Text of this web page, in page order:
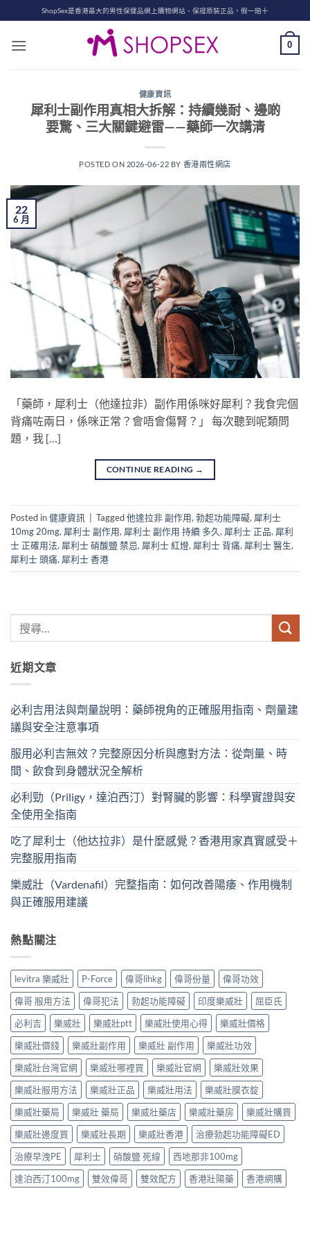
to
content
ShopSex是香港最大的男性保健品網上購物網站、保證原裝正品，假一賠十
0
健康資訊
犀利士副作用真相大拆解：持續幾耐、邊啲
要驚、三大關鍵避雷——藥師一次講清
POSTED ON 2026-06-22 BY 香港兩性網店
22
6 月
「藥師，犀利士（他達拉非）副作用係咪好犀利？我食完個
背痛咗兩日，係咪正常？會唔會傷腎？」 每次聽到呢類問
題，我 […]
CONTINUE READING →
Posted in健康資訊 Tagged他達拉非 副作用, 勃起功能障礙, 犀利士
10mg 20mg, 犀利士 副作用, 犀利士 副作用 持續 多久, 犀利士 正品, 犀利
士 正確用法, 犀利士 硝酸鹽 禁忌, 犀利士 紅燈, 犀利士 背痛, 犀利士 醫生,
犀利士 頭痛, 犀利士 香港
近期文章
必利吉用法與劑量說明：藥師視角的正確服用指南、劑量建
議與安全注意事項
服用必利吉無效？完整原因分析與應對方法：從劑量、時
間、飲食到身體狀況全解析
必利勁（Priligy，達泊西汀）對腎臟的影響：科學實證與安
全使用全指南
吃了犀利士（他达拉非）是什麼感覺？香港用家真實感受＋
完整服用指南
樂威壯（Vardenafil）完整指南：如何改善陽痿、作用機制
與正確服用建議
熱點關注
levitra 樂威壯 P-Force 偉哥lihkg 偉哥份量
偉哥功效
偉哥 服用方法
偉哥犯法 勃起功能障礙 印度樂威壯
屈臣氏
必利吉
樂威壯 樂威壯ptt 樂威壯使用心得
樂威壯價格
樂威壯價錢
樂威壯副作用 樂威壯 副作用
樂威壯功效
樂威壯台灣官網
樂威壯哪裡買 樂威壯官網
樂威壯效果
樂威壯服用方法
樂威壯正品 樂威壯用法
樂威壯膜衣錠
樂威壯藥局
樂威壯 藥局 樂威壯藥店 樂威壯藥房
樂威壯購買
樂威壯邊度買
樂威壯長期 樂威壯香港
治療勃起功能障礙ED
治療早洩PE
犀利士 硝酸鹽 死線
西地那非100mg
達泊西汀100mg
雙效偉哥 雙效配方 香港壯陽藥 香港網購